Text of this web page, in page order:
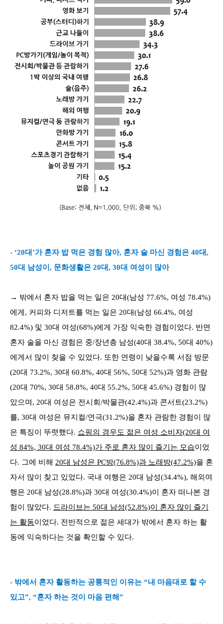
- ‘20대’가 혼자 밥 먹은 경험 많아, 혼자 술 마신 경험은 40대,
50대 남성이, 문화생활은 20대, 30대 여성이 많아
→ 밖에서 혼자 밥을 먹는 일은 20대(남성 77.6%, 여성 78.4%)
에게, 커피와 디저트를 먹는 일은 20대(남성 66.4%, 여성
82.4%) 및 30대 여성(68%)에게 가장 익숙한 경험이었다. 반면
혼자 술을 마신 경험은 중/장년층 남성(40대 38.4%, 50대 40%)
에게서 많이 찾을 수 있었다. 또한 연령이 낮을수록 서점 방문
(20대 73.2%, 30대 60.8%, 40대 56%, 50대 52%)과 영화 관람
(20대 70%, 30대 58.8%, 40대 55.2%, 50대 45.6%) 경험이 많
았으며, 20대 여성은 전시회/박물관(42.4%)과 콘서트(23.2%)
를, 30대 여성은 뮤지컬/연극(31.2%)을 혼자 관람한 경험이 많
은 특징이 뚜렷했다. 쇼핑의 경우도 젊은 여성 소비자(20대 여
성 84%, 30대 여성 78.4%)가 주로 혼자 많이 즐기는 모습이었
다. 그에 비해 20대 남성은 PC방(76.8%)과 노래방(47.2%)을 혼
자서 많이 찾고 있었다. 국내 여행은 20대 남성(34.4%), 해외여
행은 20대 남성(28.8%)과 30대 여성(30.4%)이 혼자 떠나본 경
험이 많았다. 드라이브는 50대 남성(52.8%)이 혼자 많이 즐기
는 활동이었다. 전반적으로 젊은 세대가 밖에서 혼자 하는 활
동에 익숙하다는 것을 확인할 수 있다.
- 밖에서 혼자 활동하는 공통적인 이유는 “내 마음대로 할 수
있고”, “혼자 하는 것이 마음 편해”